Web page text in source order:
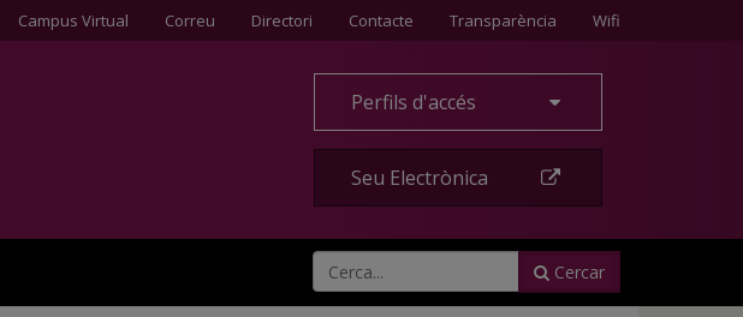
Campus Virtual Correu Directori Contacte
Contacte Transparència Wifi
Perfils d'accés
Seu Electrònica
Cercar